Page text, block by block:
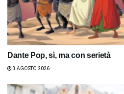
Dante Pop, sì, ma con serietà
3 AGOSTO 2026